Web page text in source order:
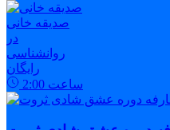
صدیقه خانی
در
روانشناسی
رایگان
2:00 ساعت